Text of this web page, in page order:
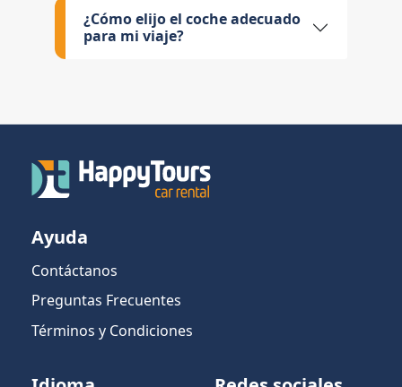
¿Cómo elijo el coche adecuado
para mi viaje?
Ayuda
Contáctanos
Preguntas Frecuentes
Términos y Condiciones